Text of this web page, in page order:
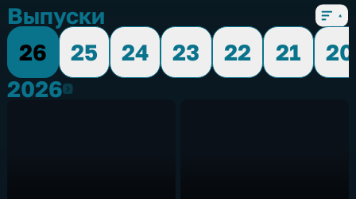
Выпуски
26
25 24 23 22 21
20
20262026